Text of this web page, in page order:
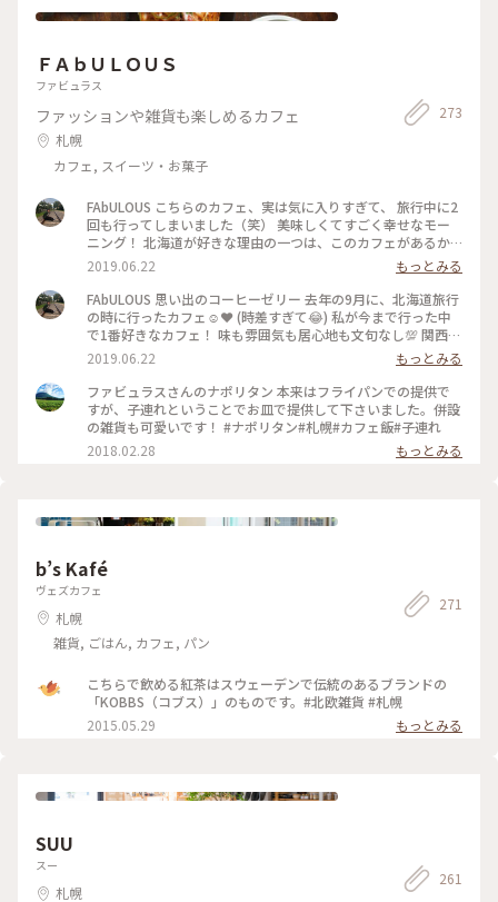
インとパフェもよし。 贅沢です。 お店の雰囲気は、モダンな
はラーメンではなく、パフェ。さっぽろっこあるあるです♡
http://pf-sati.com #北海道 #札幌 #シメパフェ #スイーツ #ソ
フトクリーム #ソルベ #ムース #アイスクリーム #佐藤 #和スイ
ーツ
ＦＡｂＵＬＯＵＳ
ファビュラス
ファッションや雑貨も楽しめるカフェ
札幌
カフェ, スイーツ・お菓子
273
FAbULOUS こちらのカフェ、実は気に入りすぎて、 旅行中に2
回も行ってしまいました（笑） 美味しくてすごく幸せなモー
ニング！ 北海道が好きな理由の一つは、このカフェがあるか
ら だったりする☺️💗 #北海道カフェ #札幌カフェ
2019.06.22
もっとみる
FAbULOUS 思い出のコーヒーゼリー 去年の9月に、北海道旅行
の時に行ったカフェ☺︎❤︎ (時差すぎて😂) 私が今まで行った中
で1番好きなカフェ！ 味も雰囲気も居心地も文句なし💯 関西に
もこんなカフェできてほし〜〜〜 #北海道カフェ #札幌カフェ
2019.06.22
もっとみる
ファビュラスさんのナポリタン 本来はフライパンでの提供で
すが、子連れということでお皿で提供して下さいました。併設
の雑貨も可愛いです！ #ナポリタン#札幌#カフェ飯#子連れ
2018.02.28
もっとみる
b’s Kafé
ヴェズカフェ
札幌
雑貨, ごはん, カフェ, パン
271
こちらで飲める紅茶はスウェーデンで伝統のあるブランドの
「KOBBS（コブス）」のものです。#北欧雑貨 #札幌
2015.05.29
もっとみる
SUU
スー
札幌
261